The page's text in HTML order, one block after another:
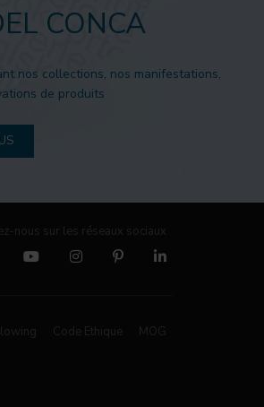
CONCA
nos collections, nos manifestations,
de produits
nous sur les réseaux sociaux
Code Ethique MOG